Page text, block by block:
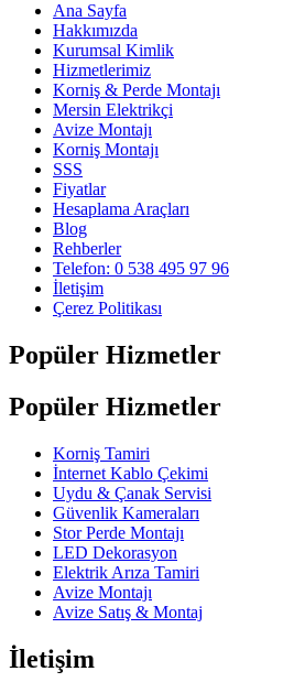
Ana Sayfa
Hakkımızda
Kurumsal Kimlik
Hizmetlerimiz
Korniş & Perde Montajı
Mersin Elektrikçi
Avize Montajı
Korniş Montajı
SSS
Fiyatlar
Hesaplama Araçları
Blog
Rehberler
Telefon: 0 538 495 97 96
İletişim
Çerez Politikası
Popüler Hizmetler
Popüler Hizmetler
Korniş Tamiri
İnternet Kablo Çekimi
Uydu & Çanak Servisi
Güvenlik Kameraları
Stor Perde Montajı
LED Dekorasyon
Elektrik Arıza Tamiri
Avize Montajı
Avize Satış & Montaj
İletişim